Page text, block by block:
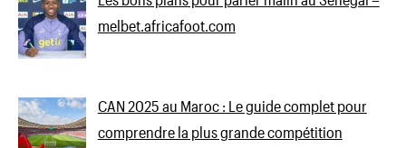
melbet.africafoot.com
CAN 2025 au Maroc : Le guide complet pour
comprendre la plus grande compétition